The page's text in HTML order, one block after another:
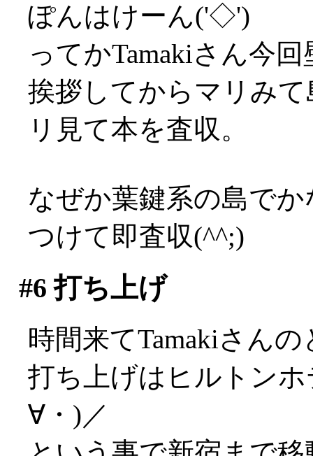
ぽんはけーん('◇')ゞ
ってかTamakiさん今
挨拶してからマリみ
リ見て本を査収。
なぜか葉鍵系の島で
つけて即査収(^^;)
#6 打ち上げ
時間来てTamakiさん
打ち上げはヒルトン
∀・)／